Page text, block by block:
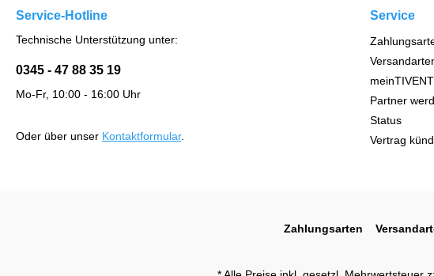
Service-Hotline
Technische Unterstützung unter:
0345 - 47 88 35 19
Mo-Fr, 10:00 - 16:00 Uhr
Oder über unser Kontaktformular.
Service
Partner
Status
Vertrag
Zahlungsarten